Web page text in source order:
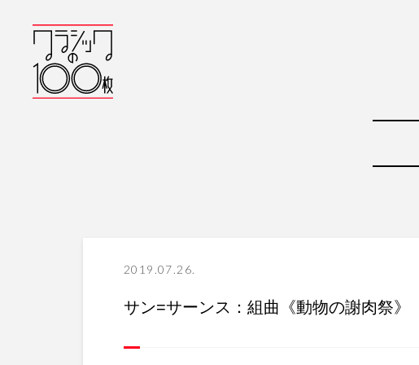
2019.07.26.
サン=サーンス：組曲《動物の謝肉祭》